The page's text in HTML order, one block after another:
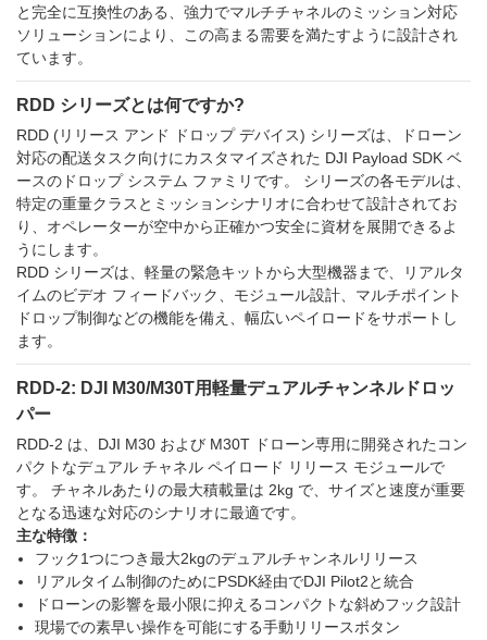
と完全に互換性のある、強力でマルチチャネルのミッション対応
ソリューションにより、この高まる需要を満たすように設計され
ています。
RDD シリーズとは何ですか?
RDD (リリース アンド ドロップ デバイス) シリーズは、ドローン
対応の配送タスク向けにカスタマイズされた DJI Payload SDK ベ
ースのドロップ システム ファミリです。 シリーズの各モデルは、
特定の重量クラスとミッションシナリオに合わせて設計されてお
り、オペレーターが空中から正確かつ安全に資材を展開できるよ
うにします。
RDD シリーズは、軽量の緊急キットから大型機器まで、リアルタ
イムのビデオ フィードバック、モジュール設計、マルチポイント
ドロップ制御などの機能を備え、幅広いペイロードをサポートし
ます。
RDD-2: DJI M30/M30T用軽量デュアルチャンネルドロッ
パー
RDD-2 は、DJI M30 および M30T ドローン専用に開発されたコン
パクトなデュアル チャネル ペイロード リリース モジュールで
す。 チャネルあたりの最大積載量は 2kg で、サイズと速度が重要
となる迅速な対応のシナリオに最適です。
主な特徴：
フック1つにつき最大2kgのデュアルチャンネルリリース
リアルタイム制御のためにPSDK経由でDJI Pilot2と統合
ドローンの影響を最小限に抑えるコンパクトな斜めフック設計
現場での素早い操作を可能にする手動リリースボタン